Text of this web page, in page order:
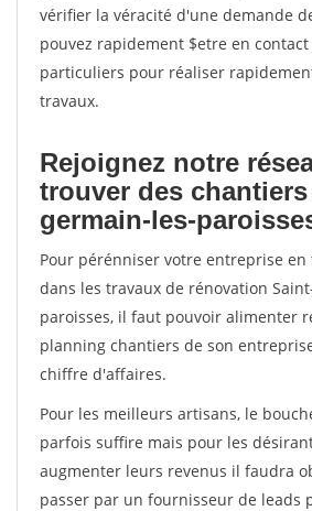
vérifier la véracité d'une demande
pouvez rapidement $etre en contact
particuliers pour réaliser
travaux.
Rejoignez notre
trouver des chantiers
germain-les-
Pour pérénniser votre entreprise
dans les travaux de rénovation
paroisses, il faut pouvoir alimenter
planning chantiers de son
chiffre d'affaires.
Pour les meilleurs artisans, le
parfois suffire mais pour les
augmenter leurs revenus il faudra
passer par un fournisseur de leads